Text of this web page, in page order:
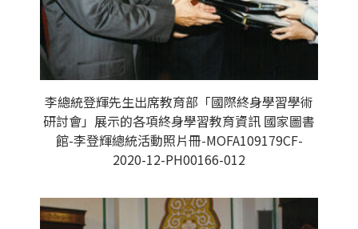
李總統登輝先生出席教育部「國際終身學習學術
研討會」展示的各項終身學習教育資訊 國家圖書
館-李登輝總統活動照片冊-MOFA109179CF-
2020-12-PH00166-012